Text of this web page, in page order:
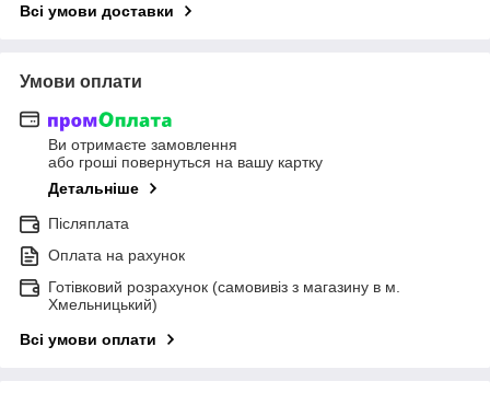
Всі умови доставки
Умови оплати
Ви отримаєте замовлення
або гроші повернуться на вашу картку
Детальніше
Післяплата
Оплата на рахунок
Готівковий розрахунок (самовивіз з магазину в м.
Хмельницький)
Всі умови оплати